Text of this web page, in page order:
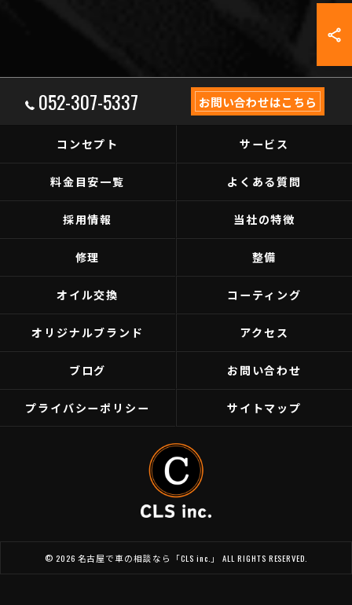
052-307-5337 お問い合わせはこちら
コンセプト サービス
料金目安一覧 よくある質問
採用情報 当社の特徴
修理 整備
オイル交換 コーティング
オリジナルブランド アクセス
ブログ お問い合わせ
プライバシーポリシー サイトマップ
© 2026 名古屋で車の相談なら「CLS inc.」 ALL RIGHTS RESERVED.